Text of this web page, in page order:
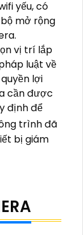
yếu, có
mở rộng
vị trí lắp
luật về
lợi
cần được
định để
trình đã
bị giám